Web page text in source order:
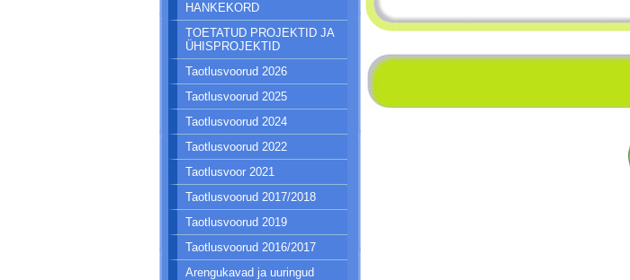
HANKEKORD
TOETATUD PROJEKTID JA
ÜHISPROJEKTID
Taotlusvoorud 2026
Taotlusvoorud 2025
Taotlusvoorud 2024
Taotlusvoorud 2022
Taotlusvoor 2021
Taotlusvoorud 2017/2018
Taotlusvoorud 2019
Taotlusvoorud 2016/2017
Arengukavad ja uuringud